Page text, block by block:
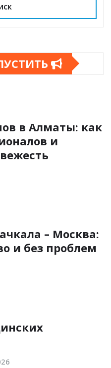
в Алматы: как
и
– Москва:
и без проблем